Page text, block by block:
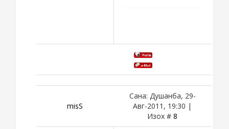
misS
Сана: Душанба, 29-
Авг-2011, 19:30 |
Изох # 8